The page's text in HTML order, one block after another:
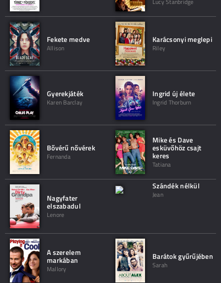
Fekete medve
Allison
Karácsonyi meglepi
Riley
Gyerekjáték
Karen Barclay
Ingrid új élete
Ingrid Thorburn
Bővérű nővérek
Fernanda
Mike és Dave
esküvőhöz csajt
keres
Tatiana
Nagyfater
elszabadul
Lenore
Szándék nélkül
Jean
A szerelem
markában
Mallory
Barátok gyűrűjében
Sarah